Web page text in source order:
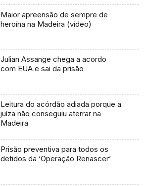
Maior apreensão de sempre de
heroína na Madeira (vídeo)
Julian Assange chega a acordo
com EUA e sai da prisão
Leitura do acórdão adiada porque a
juíza não conseguiu aterrar na
Madeira
Prisão preventiva para todos os
detidos da ‘Operação Renascer’